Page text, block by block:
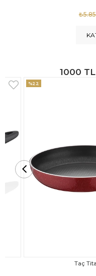
1000
Taç
%47